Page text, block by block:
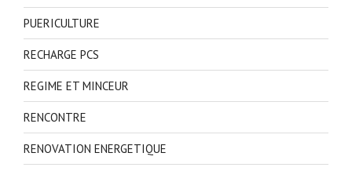
PUERICULTURE
RECHARGE PCS
REGIME ET MINCEUR
RENCONTRE
RENOVATION ENERGETIQUE